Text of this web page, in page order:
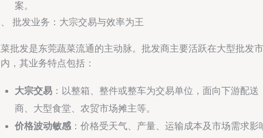
案。
批发业务：大宗交易与效率为王
批发是东莞蔬菜流通的主动脉。批发商主要活跃在大型批发市
，其业务特点包括：
大宗交易 ：以整箱、整件或整车为交易单位，面向下游配送
商、大型食堂、农贸市场摊主等。
价格波动敏感 ：价格受天气、产量、运输成本及市场需求影